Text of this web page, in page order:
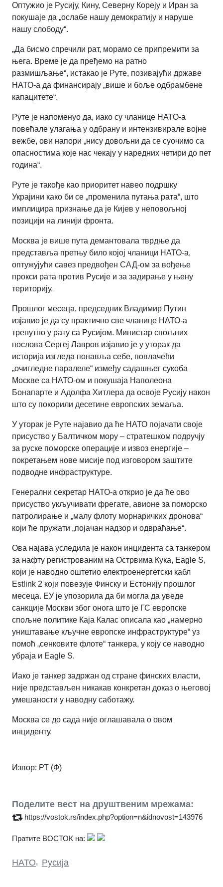
Оптужио је Русију, Кину, Северну Кореју и Иран за
покушаје да „ослабе нашу демократију и наруше
нашу слободу“.
„Да бисмо спречили рат, морамо се припремити за
њега. Време је да пређемо на ратно
размишљање“, истакао је Руте, позивајући државе
НАТО-а да финансирају „више и боље одбрамбене
капацитете“.
Руте је напоменуо да, иако су чланице НАТО-а
повећале улагања у одбрану и интензивирале војне
вежбе, ови напори „нису довољни да се суочимо са
опасностима које нас чекају у наредних четири до пет
година“.
Руте је такође као приоритет навео подршку
Украјини како би се „променила путања рата“, што
имплицира признање да је Кијев у неповољној
позицији на линији фронта.
Москва је више пута демантовала тврдње да
представља претњу било којој чланици НАТО-а,
оптужујући савез предвођен САД-ом за вођење
прокси рата против Русије и за задирање у њену
територију.
Прошлог месеца, председник Владимир Путин
изјавио је да су практично све чланице НАТО-а
тренутно у рату са Русијом. Министар спољних
послова Сергеј Лавров изјавио је у уторак да
историја изгледа понавља себе, повлачећи
„очигледне паралеле“ између садашњег сукоба
Москве са НАТО-ом и покушаја Наполеона
Бонапарте и Адолфа Хитлера да освоје Русију након
што су покорили десетине европских земаља.
У уторак је Руте најавио да ће НАТО појачати своје
присуство у Балтичком мору – стратешком подручју
за руске поморске операције и извоз енергије –
покретањем нове мисије под изговором заштите
подводне инфраструктуре.
Генерални секретар НАТО-а открио је да ће ово
присуство укључивати фрегате, авионе за поморско
патролирање и „малу флоту морнаричких дронова“
који ће пружати „појачан надзор и одвраћање“.
Ова најава уследила је након инцидента са танкером
за нафту регистрованим на Острвима Кука, Eagle S,
који је наводно оштетио електроенергетски кабл
Estlink 2 који повезује Финску и Естонију прошлог
месеца. ЕУ је упозорила да би могла да уведе
санкције Москви због онога што је ГС европске
спољне политике Каја Калас описала као „намерно
уништавање кључне европске инфраструктуре“ уз
помоћ „сенковите флоте“ танкера, у коју се наводно
убраја и Eagle S.
Иако је танкер задржан од стране финских власти,
није представљен никакав конкретан доказ о његовој
умешаности у наводну саботажу.
Москва се до сада није оглашавала о овом
инциденту.
Извор: РТ (Ф)
Поделите вест на друштвеним мрежама:
https://vostok.rs/index.php?option=n&idnovost=143976
Пратите ВОСТОК на:
НАТО, Русија